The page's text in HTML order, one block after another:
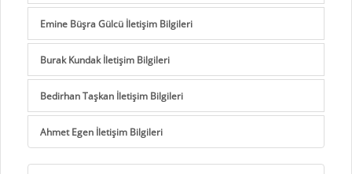
Emine Büşra Gülcü İletişim Bilgileri
Burak Kundak İletişim Bilgileri
Bedirhan Taşkan İletişim Bilgileri
Ahmet Egen İletişim Bilgileri